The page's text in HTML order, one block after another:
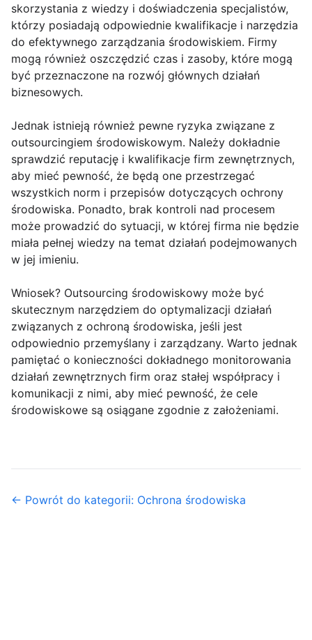
skorzystania z wiedzy i doświadczenia specjalistów,
którzy posiadają odpowiednie kwalifikacje i narzędzia
do efektywnego zarządzania środowiskiem. Firmy
mogą również oszczędzić czas i zasoby, które mogą
być przeznaczone na rozwój głównych działań
biznesowych.
Jednak istnieją również pewne ryzyka związane z
outsourcingiem środowiskowym. Należy dokładnie
sprawdzić reputację i kwalifikacje firm zewnętrznych,
aby mieć pewność, że będą one przestrzegać
wszystkich norm i przepisów dotyczących ochrony
środowiska. Ponadto, brak kontroli nad procesem
może prowadzić do sytuacji, w której firma nie będzie
miała pełnej wiedzy na temat działań podejmowanych
w jej imieniu.
Wniosek? Outsourcing środowiskowy może być
skutecznym narzędziem do optymalizacji działań
związanych z ochroną środowiska, jeśli jest
odpowiednio przemyślany i zarządzany. Warto jednak
pamiętać o konieczności dokładnego monitorowania
działań zewnętrznych firm oraz stałej współpracy i
komunikacji z nimi, aby mieć pewność, że cele
środowiskowe są osiągane zgodnie z założeniami.
← Powrót do kategorii: Ochrona środowiska